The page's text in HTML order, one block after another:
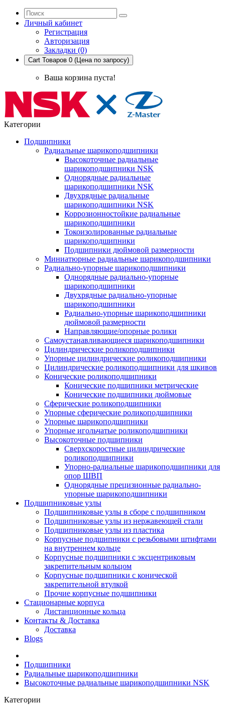
Личный кабинет
Регистрация
Авторизация
Закладки (0)
Cart Товаров 0 (Цена по запросу)
Ваша корзина пуста!
Категории
Подшипники
Радиальные шарикоподшипники
Высокоточные радиальные
шарикоподшипники NSK
Однорядные радиальные
шарикоподшипники NSK
Двухрядные радиальные
шарикоподшипники NSK
Коррозионностойкие радиальные
шарикоподшипники
Токоизолированные радиальные
шарикоподшипники
Подшипники дюймовой размерности
Миниатюрные радиальные шарикоподшипники
Радиально-упорные шарикоподшипники
Однорядные радиально-упорные
шарикоподшипники
Двухрядные радиально-упорные
шарикоподшипники
Радиально-упорные шарикоподшипники
дюймовой размерности
Направляющие/опорные ролики
Самоустанавливающиеся шарикоподшипники
Цилиндрические роликоподшипники
Упорные цилиндрические роликоподшипники
Цилиндрические роликоподшипники для шкивов
Конические роликоподшипники
Конические подшипники метрические
Конические подшипники дюймовые
Сферические роликоподшипники
Упорные сферические роликоподшипники
Упорные шарикоподшипники
Упорные игольчатые роликоподшипники
Высокоточные подшипники
Сверхскоростные цилиндрические
роликоподшипники
Упорно-радиальные шарикоподшипники для
опор ШВП
Однорядные прецизионные радиально-
упорные шарикоподшипники
Подшипниковые узлы
Подшипниковые узлы в сборе с подшипником
Подшипниковые узлы из нержавеющей стали
Подшипниковые узлы из пластика
Корпусные подшипники с резьбовыми штифтами
на внутреннем кольце
Корпусные подшипники с эксцентриковым
закрепительным кольцом
Корпусные подшипники с конической
закрепительной втулкой
Прочие корпусные подшипники
Стационарные корпуса
Дистанционные кольца
Контакты & Доставка
Доставка
Blogs
Подшипники
Радиальные шарикоподшипники
Высокоточные радиальные шарикоподшипники NSK
Категории